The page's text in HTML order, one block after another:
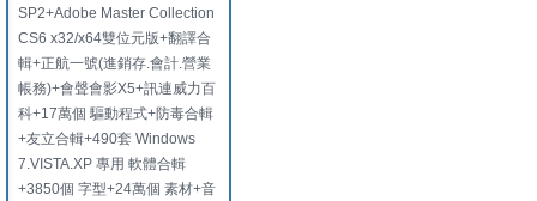
SP2+Adobe Master Collection
CS6 x32/x64雙位元版+翻譯合
輯+正航一號(進銷存.會計.營業
帳務)+會聲會影X5+訊連威力百
科+17萬個 驅動程式+防毒合輯
+友立合輯+490套 Windows
7.VISTA.XP 專用 軟體合輯
+3850個 字型+24萬個 素材+音